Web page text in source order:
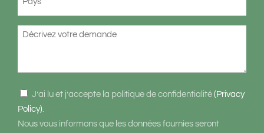
Richiesta
Consenso
*
J’ai lu et j’accepte la politique de confidentialité (Privacy
Policy)
Nous vous informons que les données fournies seront